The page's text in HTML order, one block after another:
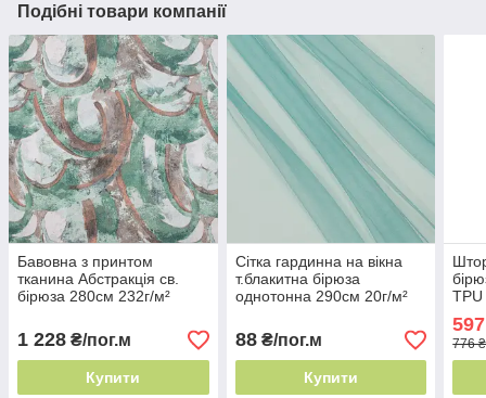
Подібні товари компанії
Бавовна з принтом
тканина Абстракція св.
бірюза 280см 232г/м²
1 228 ₴/пог.м
Купити
Сітка гардинна на вікна
т.блакитна бірюза
однотонна 290см 20г/м²
інтер'єру
88₴/пог.м
Купити
TPU
-
597
776